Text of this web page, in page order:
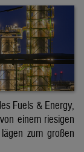
Fuels & Energy,
einem riesigen
zum großen